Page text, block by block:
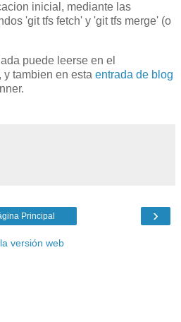
inicial, mediante las
'git tfs fetch' y 'git tfs merge' (o
puede leerse en el
y tambien en esta entrada de blog
›
Principal
versión web